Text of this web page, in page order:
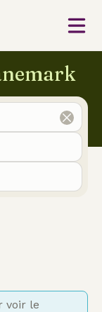
voir le